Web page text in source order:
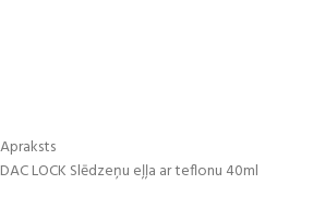
Apraksts
DAC LOCK Slēdzeņu eļļa ar teflonu 40ml